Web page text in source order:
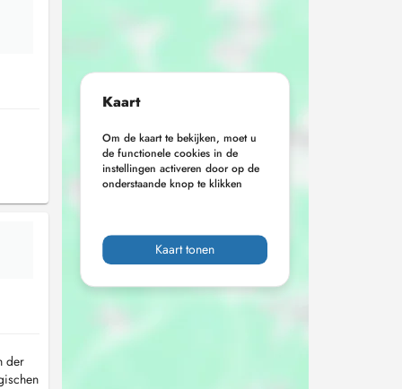
der
Kaart
Om de kaart te bekijken, moet u
de functionele cookies in de
instellingen activeren door op de
onderstaande knop te klikken
Kaart tonen